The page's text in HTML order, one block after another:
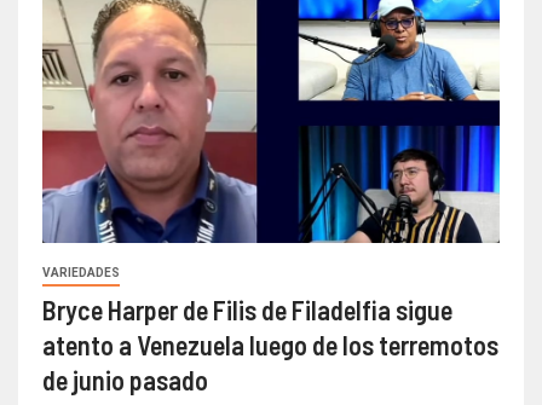
VARIEDADES
Bryce Harper de Filis de Filadelfia sigue
atento a Venezuela luego de los terremotos
de junio pasado